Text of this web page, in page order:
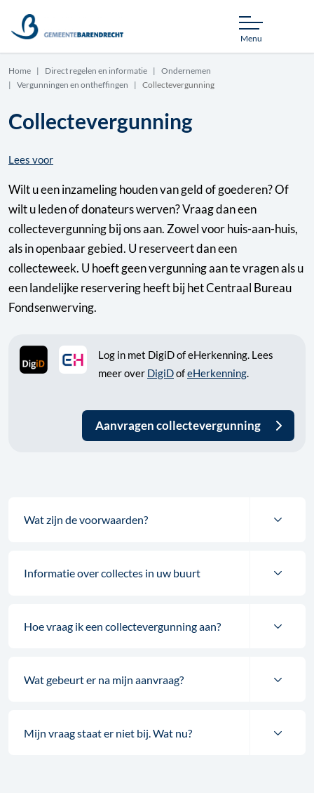
Menu
Home Direct regelen en informatie
Ondernemen
Vergunningen en ontheffingen
Collectevergunning
Collectevergunning
Lees voor
Wilt u een inzameling houden van geld of goederen? Of
wilt u leden of donateurs werven? Vraag dan een
collectevergunning bij ons aan. Zowel voor huis-aan-huis,
als in openbaar gebied. U reserveert dan een
collecteweek. U hoeft geen vergunning aan te vragen als u
een landelijke reservering heeft bij het Centraal Bureau
Fondsenwerving.
Log in met DigiD of eHerkenning. Lees
meer over DigiDofeHerkenning.
Aanvragen collectevergunning
Wat zijn de voorwaarden?
Informatie over collectes in uw buurt
Hoe vraag ik een collectevergunning aan?
Wat gebeurt er na mijn aanvraag?
Mijn vraag staat er niet bij. Wat nu?